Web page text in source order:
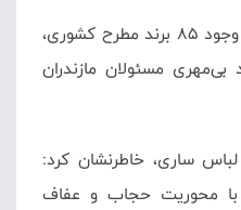
وی افزود: در این نمایشگاه از وجود 85 برند مطرح کشوری،
بی‌مهری مسئولان مازندران
ساری، خاطرنشان کرد:
با محوریت حجاب و عفاف